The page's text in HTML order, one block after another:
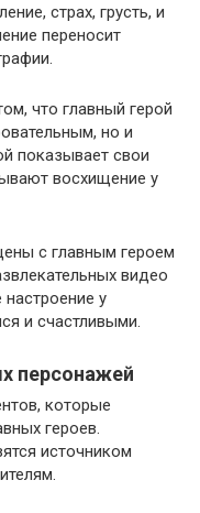
страх, грусть, и
переносит
что главный герой
но и
показывает свои
восхищение у
с главным героем
видео
у
и счастливыми.
персонажей
которые
героев.
источником